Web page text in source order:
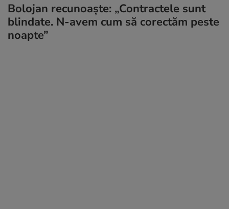
Bolojan recunoaște: „Contractele sunt
blindate. N-avem cum să corectăm peste
noapte”